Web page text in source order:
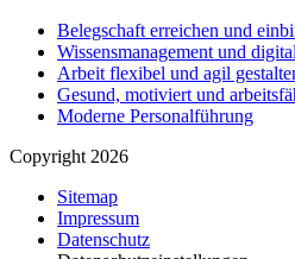
Belegschaft erreichen und
Wissensmanagement und
Arbeit flexibel und agil
Gesund, motiviert und
Moderne Personalführung
Copyright 2026
Sitemap
Impressum
Datenschutz